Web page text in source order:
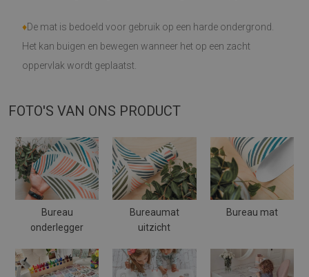
♦De mat is bedoeld voor gebruik op een harde ondergrond.
Het kan buigen en bewegen wanneer het op een zacht
oppervlak wordt geplaatst.
FOTO'S VAN ONS PRODUCT
Bureau
onderlegger
Bureaumat
uitzicht
Bureau mat